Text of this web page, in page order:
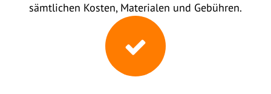
sämtlichen Kosten, Materialen und Gebühren.